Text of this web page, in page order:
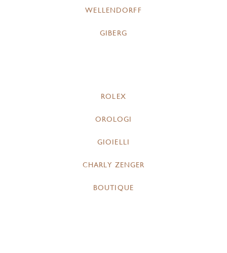
WELLENDORFF
GIBERG
ROLEX
OROLOGI
GIOIELLI
CHARLY ZENGER
BOUTIQUE